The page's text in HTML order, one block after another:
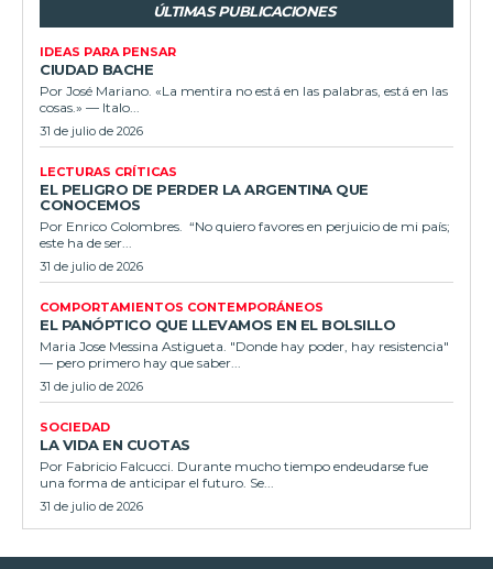
ÚLTIMAS PUBLICACIONES
IDEAS PARA PENSAR
CIUDAD BACHE
Por José Mariano. «La mentira no está en las palabras, está en las
cosas.» — Italo...
31 de julio de 2026
LECTURAS CRÍTICAS
EL PELIGRO DE PERDER LA ARGENTINA QUE
CONOCEMOS
Por Enrico Colombres. “No quiero favores en perjuicio de mi país;
este ha de ser...
31 de julio de 2026
COMPORTAMIENTOS CONTEMPORÁNEOS
EL PANÓPTICO QUE LLEVAMOS EN EL BOLSILLO
Maria Jose Messina Astigueta. "Donde hay poder, hay resistencia"
— pero primero hay que saber...
31 de julio de 2026
SOCIEDAD
LA VIDA EN CUOTAS
Por Fabricio Falcucci. Durante mucho tiempo endeudarse fue
una forma de anticipar el futuro. Se...
31 de julio de 2026